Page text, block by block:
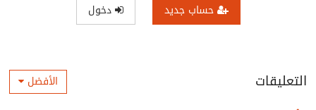
حساب جديد دخول
التعليقات الأفضل